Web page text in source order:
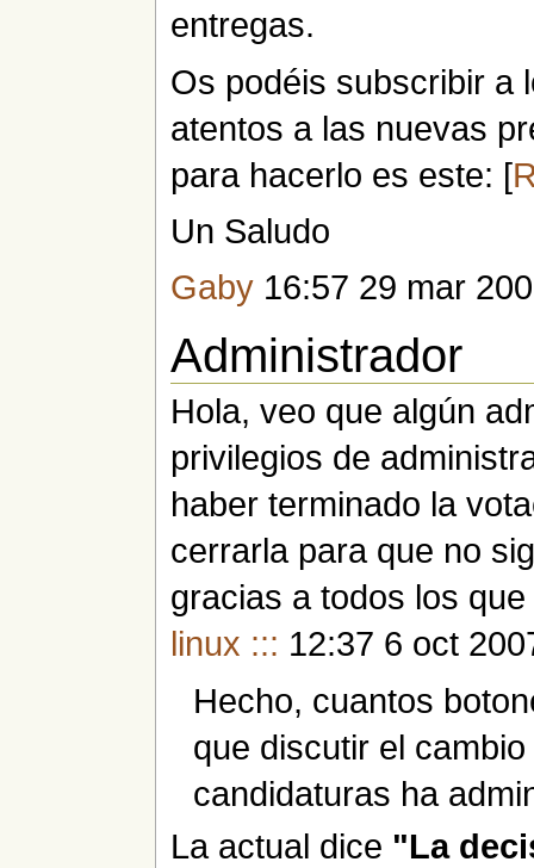
entregas.
Os podéis subscribir a
atentos a las nuevas
para hacerlo es este: [
Un Saludo
Gaby 16:57 29 mar
Administrador
Hola, veo que algún
privilegios de
haber terminado la
cerrarla para que no
gracias a todos los
linux ::: 12:37 6 oct
Hecho, cuantos
que discutir el
candidaturas ha
La actual dice "La